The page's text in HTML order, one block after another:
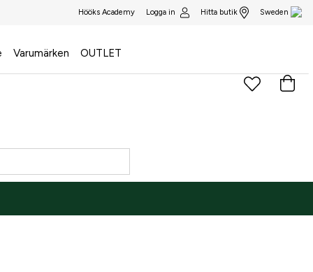
Hööks Academy Logga in Hitta butik Sweden
Varumärken OUTLET